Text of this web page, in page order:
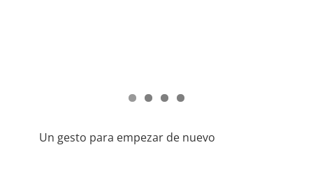
Un gesto para empezar de nuevo